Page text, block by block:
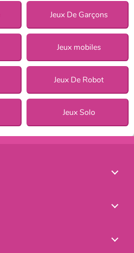
Jeux De Garçons
Jeux mobiles
Jeux De Robot
Jeux Solo